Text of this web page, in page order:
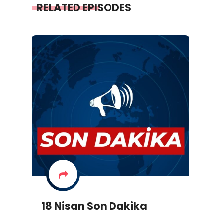
RELATED EPISODES
18 Nisan Son Dakika